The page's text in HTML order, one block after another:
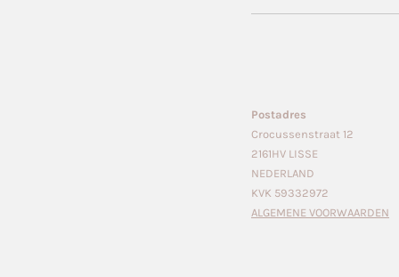
Postadres
Crocussenstraat 12
2161HV LISSE
NEDERLAND
KVK 59332972
ALGEMENE VOORWAARDEN